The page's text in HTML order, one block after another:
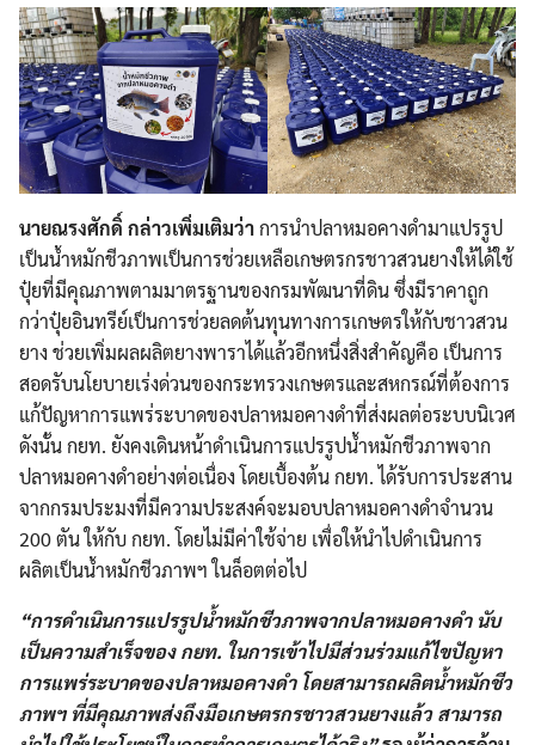
นายณรงศักดิ์ กล่าวเพิ่มเติมว่าการนำปลาหมอคางดำมาแปรรูป
เป็นน้ำหมักชีวภาพเป็นการช่วยเหลือเกษตรกรชาวสวนยางให้ได้ใช้
ปุ๋ยที่มีคุณภาพตามมาตรฐานของกรมพัฒนาที่ดิน ซึ่งมีราคาถูก
กว่าปุ๋ยอินทรีย์เป็นการช่วยลดต้นทุนทางการเกษตรให้กับชาวสวน
ยาง ช่วยเพิ่มผลผลิตยางพาราได้แล้วอีกหนึ่งสิ่งสำคัญคือ เป็นการ
สอดรับนโยบายเร่งด่วนของกระทรวงเกษตรและสหกรณ์ที่ต้องการ
แก้ปัญหาการแพร่ระบาดของปลาหมอคางดำที่ส่งผลต่อระบบนิเวศ
ดังนั้น กยท. ยังคงเดินหน้าดำเนินการแปรรูปน้ำหมักชีวภาพจาก
ปลาหมอคางดำอย่างต่อเนื่อง โดยเบื้องต้น กยท. ได้รับการประสาน
จากกรมประมงที่มีความประสงค์จะมอบปลาหมอคางดำจำนวน
200 ตัน ให้กับ กยท. โดยไม่มีค่าใช้จ่าย เพื่อให้นำไปดำเนินการ
ผลิตเป็นน้ำหมักชีวภาพฯ ในล็อตต่อไป
“การดำเนินการแปรรูปน้ำหมักชีวภาพจากปลาหมอคางดำ นับ
เป็นความสำเร็จของ กยท. ในการเข้าไปมีส่วนร่วมแก้ไขปัญหา
การแพร่ระบาดของปลาหมอคางดำ โดยสามารถผลิตน้ำหมักชีว
ภาพฯ ที่มีคุณภาพส่งถึงมือเกษตรกรชาวสวนยางแล้ว สามารถ